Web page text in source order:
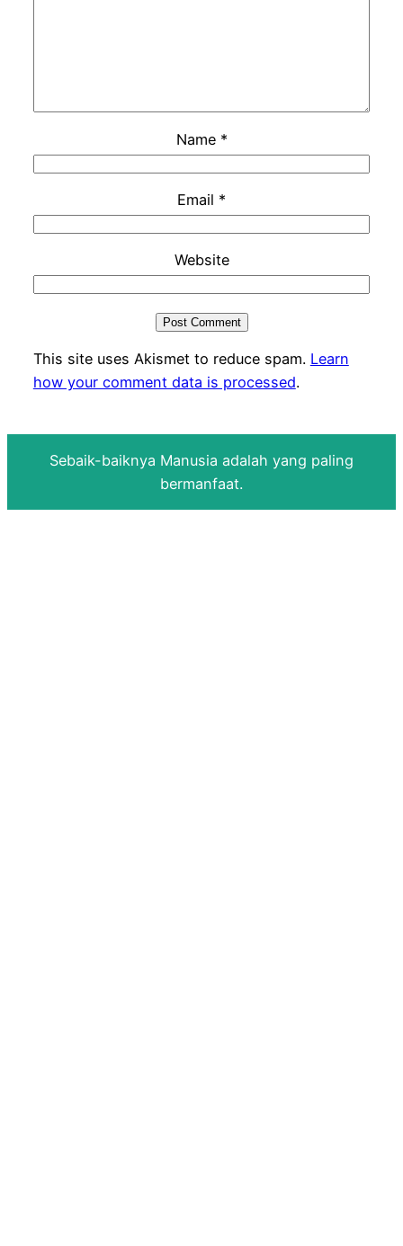
Name *
Email *
Website
This site uses Akismet to reduce spam. Learn
how your comment data is processed.
Sebaik-baiknya Manusia adalah yang paling
bermanfaat.